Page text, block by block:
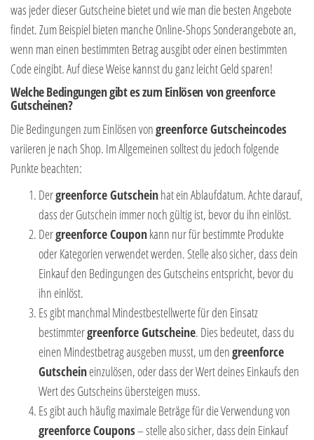
was jeder dieser Gutscheine bietet und wie man die besten Angebote
findet. Zum Beispiel bieten manche Online-Shops Sonderangebote an,
wenn man einen bestimmten Betrag ausgibt oder einen bestimmten
Code eingibt. Auf diese Weise kannst du ganz leicht Geld sparen!
Welche Bedingungen gibt es zum Einlösen von greenforce
Gutscheinen?
Die Bedingungen zum Einlösen vongreenforce Gutscheincodes
variieren je nach Shop. Im Allgemeinen solltest du jedoch folgende
Punkte beachten:
Dergreenforce Gutscheinhat ein Ablaufdatum. Achte darauf,
dass der Gutschein immer noch gültig ist, bevor du ihn einlöst.
Dergreenforce Couponkann nur für bestimmte Produkte
oder Kategorien verwendet werden. Stelle also sicher, dass dein
Einkauf den Bedingungen des Gutscheins entspricht, bevor du
ihn einlöst.
Es gibt manchmal Mindestbestellwerte für den Einsatz
bestimmtergreenforce Gutscheine. Dies bedeutet, dass du
einen Mindestbetrag ausgeben musst, um dengreenforce
Gutscheineinzulösen, oder dass der Wert deines Einkaufs den
Wert des Gutscheins übersteigen muss.
Es gibt auch häufig maximale Beträge für die Verwendung von
greenforce Coupons– stelle also sicher, dass dein Einkauf